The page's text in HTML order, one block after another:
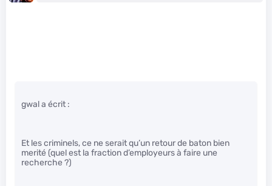
gwal a écrit :
Et les criminels, ce ne serait qu’un retour de baton bien
merité (quel est la fraction d’employeurs à faire une
recherche ?)